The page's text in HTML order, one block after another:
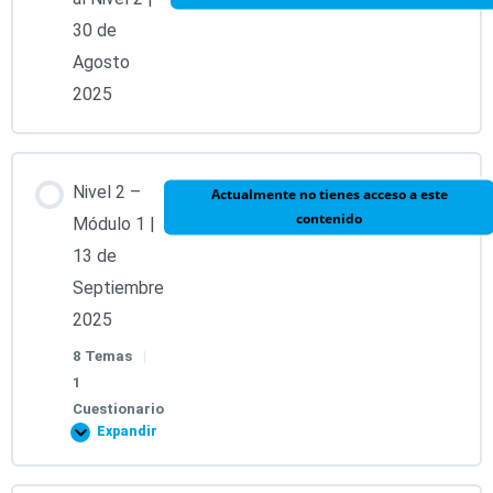
30 de
Agosto
2025
Nivel 2 –
Módulo 1 |
13 de
Septiembre
2025
8 Temas
|
1
Cuestionario
Actualmente no tienes acceso a este
contenido
Expandir